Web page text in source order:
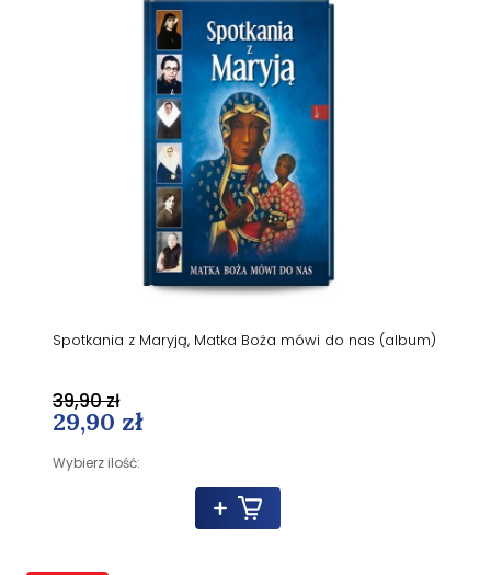
Spotkania z Maryją, Matka Boża mówi do nas (album)
29,90 zł
Wybierz ilość:
39,90 zł